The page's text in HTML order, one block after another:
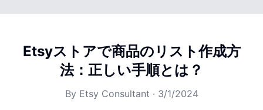
Etsyストアで商品のリスト作成方
法：正しい手順とは？
By Etsy Consultant · 3/1/2024